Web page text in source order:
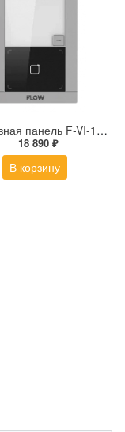
IP вызывная панель F-VI-1402ISMCWE1
18 890 ₽
В корзину